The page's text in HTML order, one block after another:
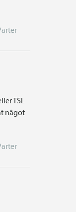
TSL
något